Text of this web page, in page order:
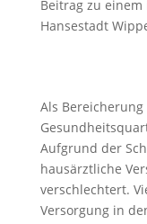
Beitrag zu
Hansestadt
Als
Aufgrund der
hausärztliche
verschlechtert.
Versorgung in